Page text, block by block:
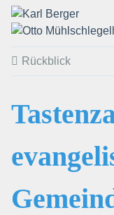
Rückblick